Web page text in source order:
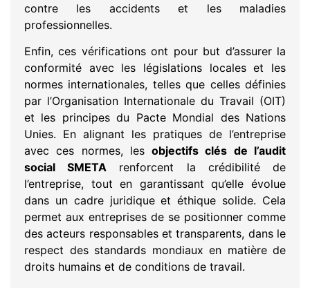
contre les accidents et les maladies
professionnelles.
Enfin, ces vérifications ont pour but d’assurer la
conformité avec les législations locales et les
normes internationales, telles que celles définies
par l’Organisation Internationale du Travail (OIT)
et les principes du Pacte Mondial des Nations
Unies. En alignant les pratiques de l’entreprise
avec ces normes, lesobjectifs clés de l’audit
social SMETA renforcent la crédibilité de
l’entreprise, tout en garantissant qu’elle évolue
dans un cadre juridique et éthique solide. Cela
permet aux entreprises de se positionner comme
des acteurs responsables et transparents, dans le
respect des standards mondiaux en matière de
droits humains et de conditions de travail.